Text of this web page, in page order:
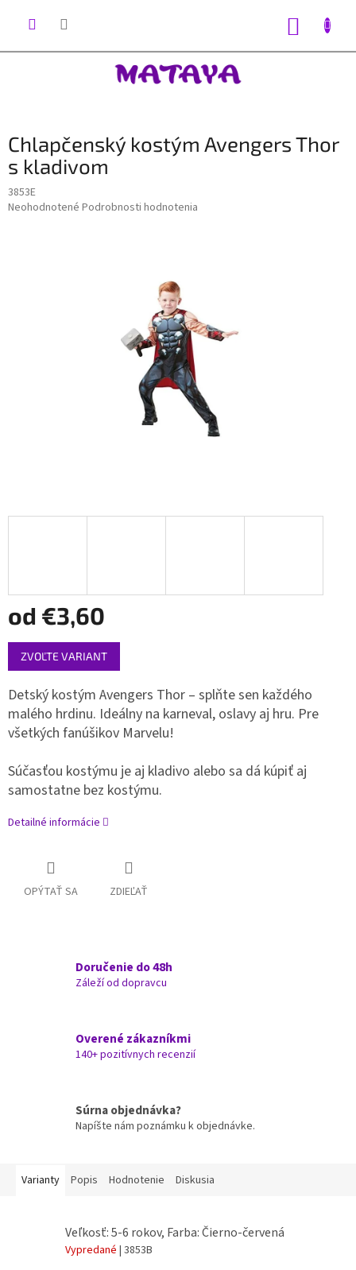
Chlapčenský kostým Avengers Thor
s kladivom
3853E
Priemerné
Neohodnotené Podrobnosti hodnotenia
od €3,60
Jednotková
cena:
ZVOĽTE VARIANT
Detský kostým Avengers Thor – splňte sen každého
malého hrdinu. Ideálny na karneval, oslavy aj hru. Pre
všetkých fanúšikov Marvelu!
Súčasťou kostýmu je aj kladivo alebo sa dá kúpiť aj
samostatne bez kostýmu.
Detailné informácie
OPÝTAŤ SA ZDIEĽAŤ
Doručenie do 48h
Záleží od dopravcu
Overené zákazníkmi
140+ pozitívnych recenzií
Súrna objednávka?
Napíšte nám poznámku k objednávke.
Varianty Popis Hodnotenie Diskusia
Veľkosť: 5-6 rokov, Farba: Čierno-červená
Vypredané | 3853B